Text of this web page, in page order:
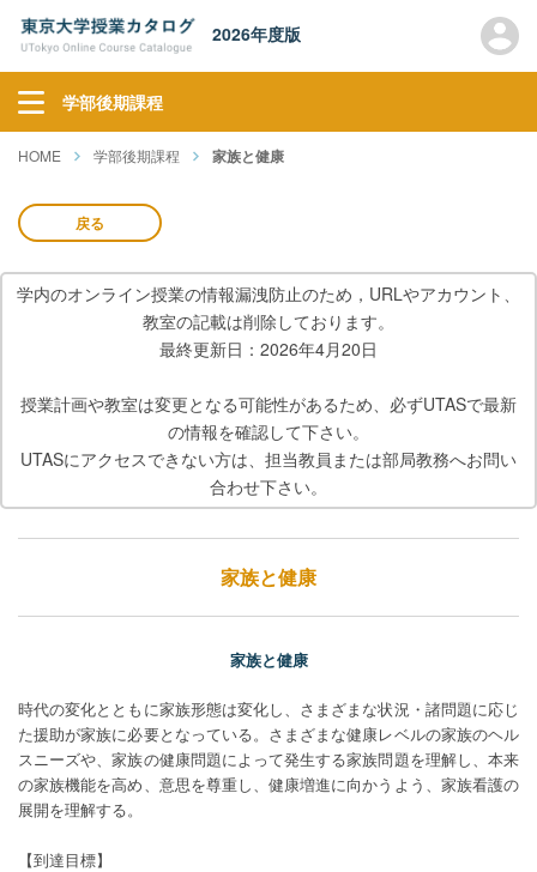
2026年度版
学部後期課程
HOME 学部後期課程 家族と健康
戻る
学内のオンライン授業の情報漏洩防止のため，URLやアカウント、
教室の記載は削除しております。
最終更新日：2026年4月20日
授業計画や教室は変更となる可能性があるため、必ずUTASで最新
の情報を確認して下さい。
UTASにアクセスできない方は、担当教員または部局教務へお問い
合わせ下さい。
家族と健康
家族と健康
時代の変化とともに家族形態は変化し、さまざまな状況・諸問題に応じ
た援助が家族に必要となっている。さまざまな健康レベルの家族のヘル
スニーズや、家族の健康問題によって発生する家族問題を理解し、本来
の家族機能を高め、意思を尊重し、健康増進に向かうよう、家族看護の
展開を理解する。
【到達目標】